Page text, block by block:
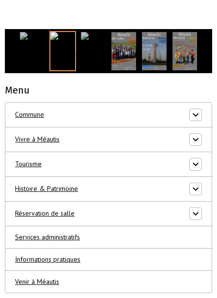
Menu
Commune
Vivre à Méautis
Tourisme
Histoire & Patrimoine
Réservation de salle
Services administratifs
Informations pratiques
Venir à Méautis